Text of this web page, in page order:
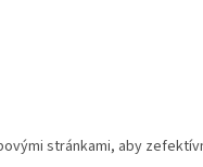
stránkami, aby